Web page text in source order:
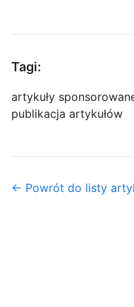
Tagi:
artykuły
publikacja artykułów
← Powrót do listy